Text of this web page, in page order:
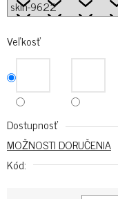
Veľkosť
Dostupnosť
MOŽNOSTI DORUČENIA
Kód: